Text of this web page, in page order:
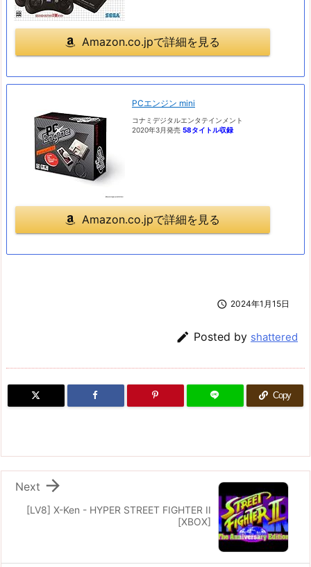
Amazon.co.jpで詳細を見る
PCエンジン mini
コナミデジタルエンタテインメント
2020年3月発売 58タイトル収録
Amazon.co.jpで詳細を見る
 2024年1月15日
 Posted by shattered
Copy
[LV8] X-Ken - HYPER STREET FIGHTER II
[XBOX]

Next